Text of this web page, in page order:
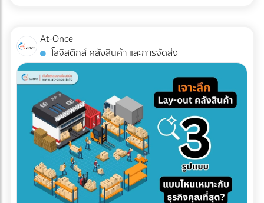
รูปธรรม และผ่านมาตรฐานระดับโลกอย่าง HACCP, GMP หรือ
BRC ได้ง่ายขึ้น ต้องการอัปเกรดเทคโนโลยีตรวจสอบคุณภาพใน
โรงงานอาหาร? ค้นหาตัวแทนจำหน่ายเครื่องจักร และผู้ให้บริการ
ระบบ Inspection Systems ระดับอุตสาหกรรม ที่ At-Once
ปลาย หรือบางครั้งเลือกใช้รถผิดประเภทจนสินค้าเสียหายระหว่าง
ทาง (เช่น โดนฝนสาด หรืออุณหภูมิเปลี่ยน) บทความนี้จะพาคุณ
ไปกางโพย ประเภทรถขนส่ง Logistics เพื่อให้คุณจับคู่สินค้ากับ
ยานพาหนะได้อย่างถูกต้อง คุ้มค่า และตอบโจทย์ธุรกิจมากที่สุด
ทำไมฝ่ายจัดซื้อต้องซีเรียสเรื่อง "ประเภทรถขนส่ง"? การตัดสินใจ
เลือกรถขนส่งมีผลโดยตรงต่อกำไร (Profit Margin) ของบริษัท
เพราะรถแต่ละประเภทมีข้อจำกัดทางกฎหมายและลักษณะทาง
กายภาพที่ต่างกัน: กฎหมายน้ำหนักบรรทุก: รถแต่ละคันถูกจำกัด
น้ำหนักไม่ให้เกินมาตรฐาน หากฝ่าฝืน บริษัทของคุณอาจโดนค่า
ปรับมหาศาลและเสียประวัติ ข้อจำกัดเรื่องเวลาและเส้นทาง: รถ
บรรทุกขนาดใหญ่ (ตั้งแต่ 6 ล้อขึ้นไป) จะติดช่วงเวลาห้ามวิ่งใน
At-Once
โลจิสติกส์ คลังสินค้า และการจัดส่ง